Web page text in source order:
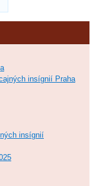
insígnií Praha
insígnií